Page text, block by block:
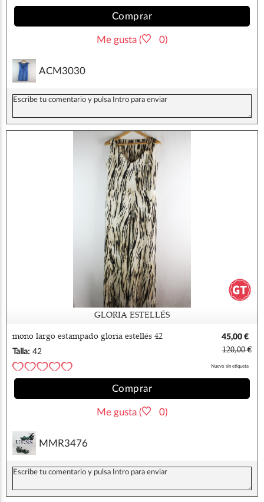
Comprar
Me gusta ( 0)
ACM3030
GLORIA ESTELLÉS
mono largo estampado gloria estellés 42
45,00 €
Talla: 42 120,00 €
Nuevo sin etiqueta
Comprar
Me gusta ( 0)
MMR3476